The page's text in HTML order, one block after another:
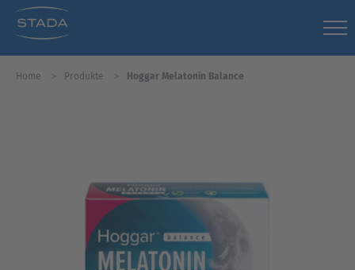
Home Produkte Hoggar Melatonin Balance